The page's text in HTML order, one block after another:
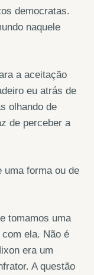
democratas.
naquele
a aceitação
eu atrás de
olhando de
de perceber a
uma forma ou de
tomamos uma
ela. Não é
era um
A questão